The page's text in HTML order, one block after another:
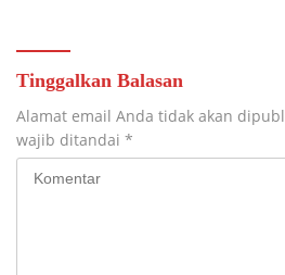
Tinggalkan Balasan
Alamat email Anda tidak akan
wajib ditandai *